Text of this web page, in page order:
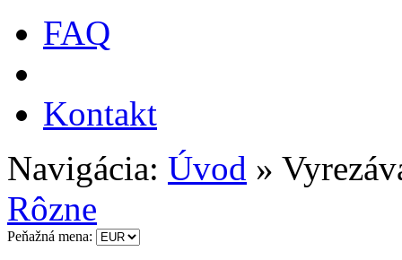
FAQ
Kontakt
Navigácia: Úvod »
Rôzne
Peňažná mena: